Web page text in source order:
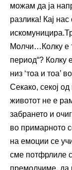
можам да ја
разлика! Кај
Молчи…Колку е
период“? Колку
низ ‘тоа и тоа’
Секако, секој
животот не е
забрането и
во примарното
на емоции се
сме потфрлиле
премолчиме, да